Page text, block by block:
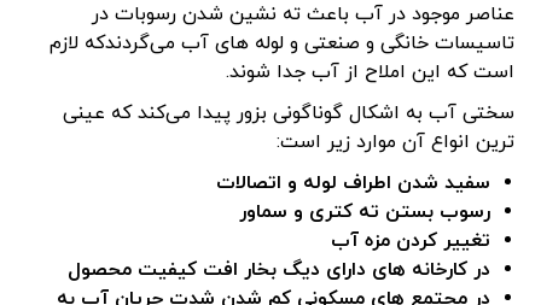
عناصر موجود در آب باعث ته نشین شدن رسوبات در
تاسیسات خانگی و صنعتی و لوله های آب می‌گردندکه لازم
است که این املاح از آب جدا شوند.
سختی آب به اشکال گوناگونی بزور پیدا می‌کند که عینی
ترین انواع آن موارد زیر است:
سفید شدن اطراف لوله و اتصالات
رسوب بستن ته کتری و سماور
تغییر کردن مزه آب
در کارخانه های دارای دیگ بخار افت کیفیت محصول
در مجتمع های مسکونی کم شدن شدت جریان آب به